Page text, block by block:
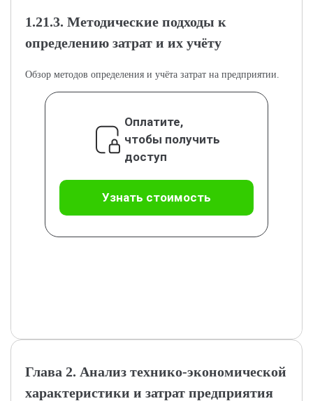
1.21.3. Методические подходы к
определению затрат и их учёту
Обзор методов определения и учёта затрат на предприятии.
Оплатите,
чтобы получить
доступ
Узнать стоимость
Глава 2. Анализ технико-экономической
характеристики и затрат предприятия